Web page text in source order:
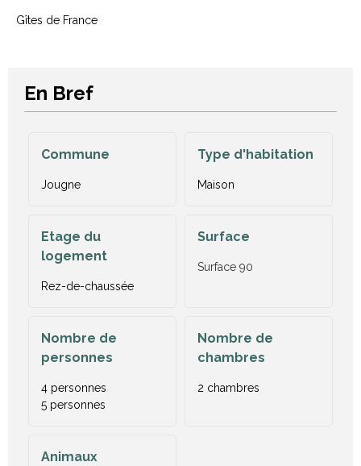
Gîtes de France
En Bref
Commune
Jougne
Type d'habitation
Maison
Etage du
logement
Rez-de-chaussée
Surface
Surface 90
Nombre de
personnes
4 personnes
5 personnes
Nombre de
chambres
2 chambres
Animaux